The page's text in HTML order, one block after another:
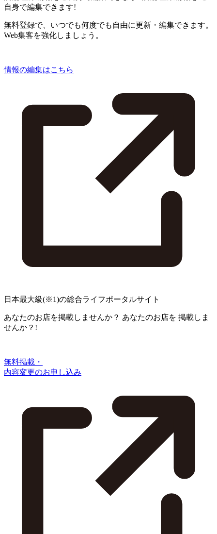
自身で編集できます!
無料登録で、いつでも何度でも自由に更新・編集できます。
Web集客を強化しましょう。
情報の編集はこちら
日本最大級(※1)の総合ライフポータルサイト
あなたのお店を掲載しませんか？ あなたのお店を 掲載しま
せんか？!
無料掲載・
内容変更のお申し込み